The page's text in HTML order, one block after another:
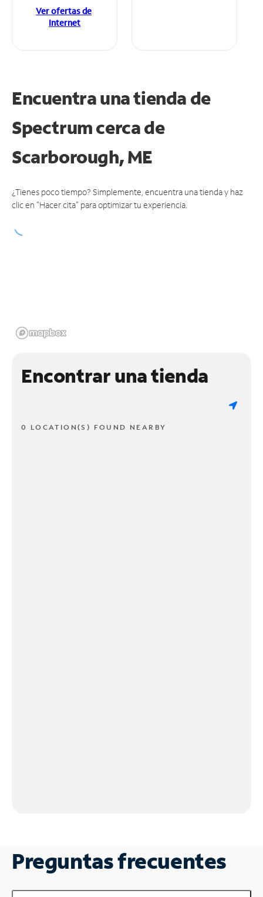
Ver ofertas de
Internet
Encuentra una tienda de
Spectrumcerca de
Scarborough, ME
¿Tienes poco tiempo? Simplemente, encuentra una tienda y haz
clic en "Hacer cita" para optimizar tu experiencia.
Encontrar una tienda
0 LOCATION(S) FOUND NEARBY
Preguntas frecuentes